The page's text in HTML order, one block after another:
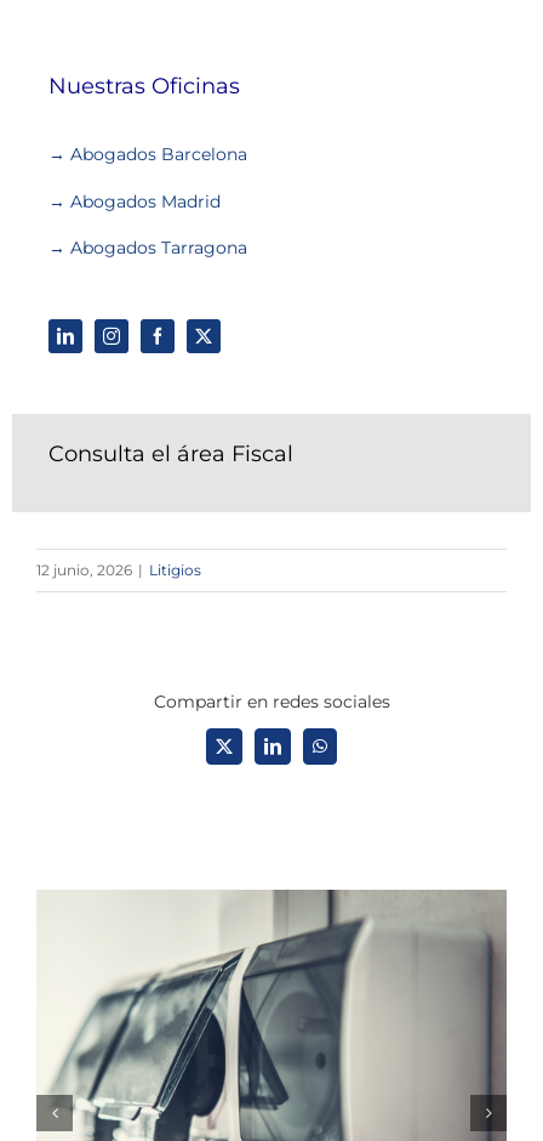
Nuestras Oficinas
→ Abogados Barcelona
→ Abogados Madrid
→ Abogados Tarragona
Consulta el área Fiscal
12 junio, 2026 | Litigios
Compartir en redes sociales
X LinkedInWhatsApp